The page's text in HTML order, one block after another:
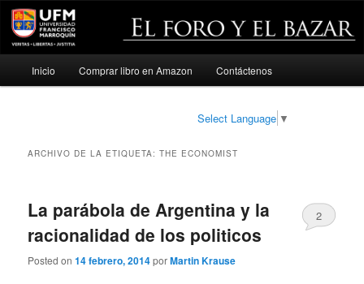
Ir
Ir
Inicio Comprar libro en Amazon Contáctenos
Select Language ▼
ARCHIVO DE LA ETIQUETA:THE ECONOMIST
La parábola de Argentina y la
racionalidad de los politicos
Posted on14 febrero, 2014porMartin Krause
2